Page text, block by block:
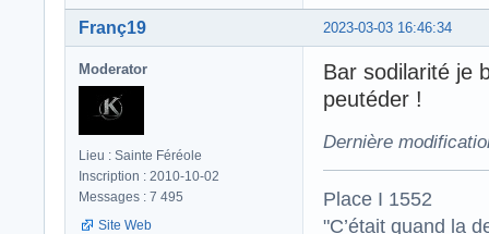
2023-03-03 16:46:34
Franç19
Moderator
Lieu : Sainte Féréole
Inscription : 2010-10-02
Messages : 7 495
Site Web
Bar sodilarité je
peutéder !
Dernière
Place I 1552
"C’était quand la